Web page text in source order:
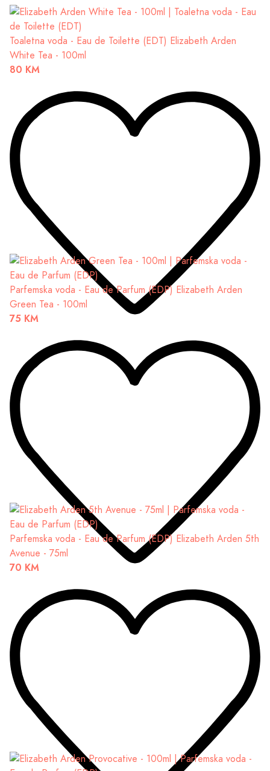
Toaletna voda - Eau de Toilette (EDT) Elizabeth Arden
White Tea - 100ml
80 KM
Parfemska voda - Eau de Parfum (EDP) Elizabeth Arden
Green Tea - 100ml
75 KM
Parfemska voda - Eau de Parfum (EDP) Elizabeth Arden 5th
Avenue - 75ml
70 KM